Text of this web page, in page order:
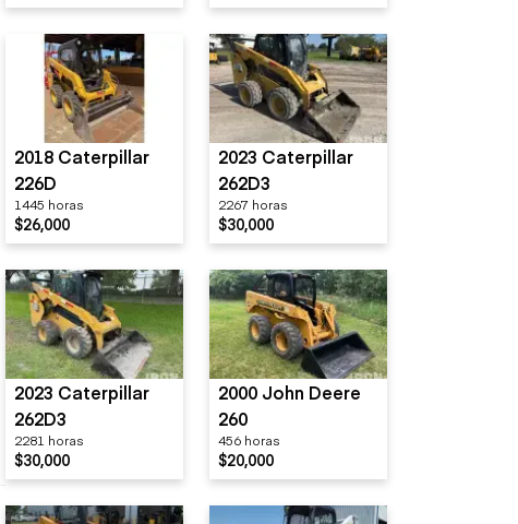
2018 Caterpillar
226D
1445 horas
$26,000
2023 Caterpillar
262D3
2267 horas
$30,000
2023 Caterpillar
262D3
2281 horas
$30,000
2000 John Deere
260
456 horas
$20,000